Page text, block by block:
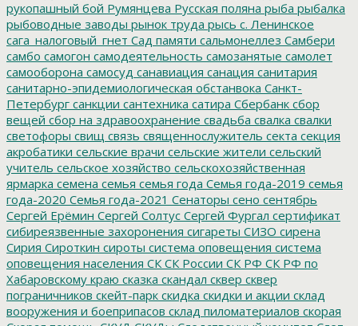
рукопашный бой Румянцева Русская поляна рыба рыбалка
рыбоводные заводы рынок труда рысь с. Ленинское
сага_налоговый_гнет Сад памяти сальмонеллез Самбери
самбо самогон самодеятельность самозанятые самолет
самооборона самосуд санавиация санация санитария
санитарно-эпидемиологическая обстанвока Санкт-
Петербург санкции сантехника сатира Сбербанк сбор
вещей сбор на здравоохранение свадьба свалка свалки
светофоры свищ связь священнослужитель секта секция
акробатики сельские врачи сельские жители сельский
учитель сельское хозяйство сельскохозяйственная
ярмарка семена семья семья года Семья года-2019 семья
года-2020 Семья года-2021 Сенаторы сено сентябрь
Сергей Ерёмин Сергей Солтус Сергей Фургал сертификат
сибиреязвенные захоронения сигареты СИЗО сирена
Сирия Сироткин сироты система оповещения система
оповещения населения СК СК России СК РФ СК РФ по
Хабаровскому краю сказка скандал сквер сквер
пограничников скейт-парк скидка скидки и акции склад
вооружения и боеприпасов склад пиломатериалов скорая